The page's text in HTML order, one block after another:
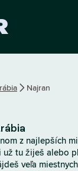
s
o
b
r
a
Najran
z najlepších
už tu žiješ alebo
veľa